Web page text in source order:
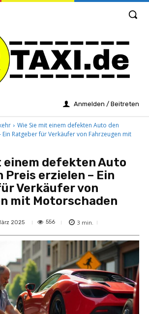
Anmelden / Beitreten
Wie Sie mit einem defekten Auto den
Ein Ratgeber für Verkäufer von Fahrzeugen mit
einem defekten Auto
Preis erzielen – Ein
Verkäufer von
mit Motorschaden
2025 556 3 min.